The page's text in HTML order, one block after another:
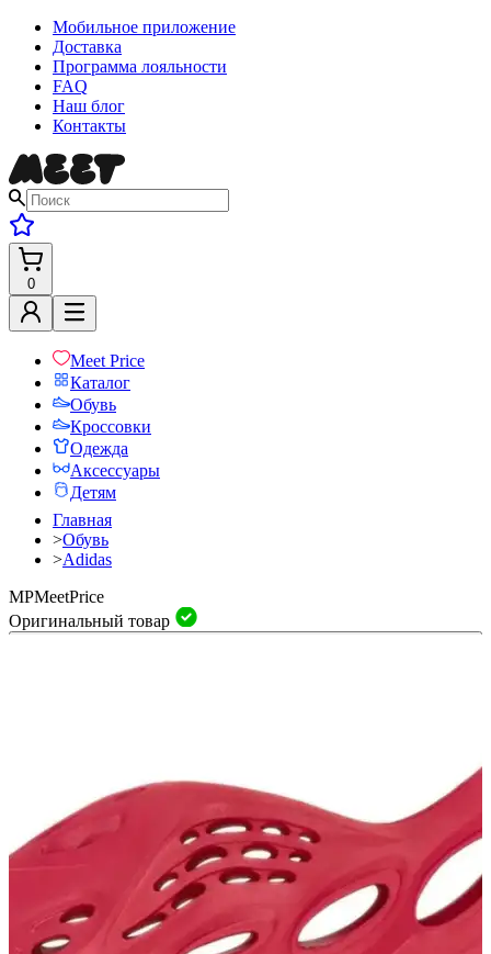
Мобильное приложение
Доставка
Программа лояльности
FAQ
Наш блог
Контакты
0
Meet Price
Каталог
Обувь
Кроссовки
Одежда
Аксессуары
Детям
Главная
>Обувь
>Adidas
MPMeetPrice
Оригинальный товар